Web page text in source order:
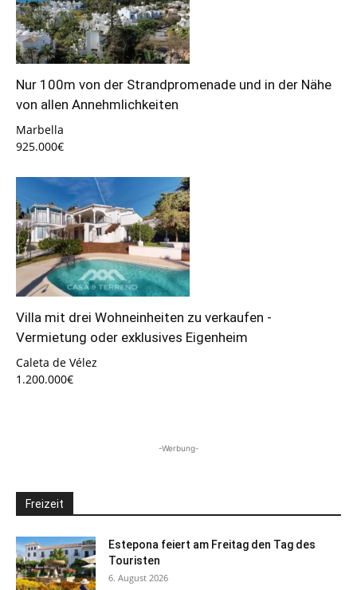
Nur 100m von der Strandpromenade und in der Nähe
von allen Annehmlichkeiten
Marbella
925.000€
Villa mit drei Wohneinheiten zu verkaufen -
Vermietung oder exklusives Eigenheim
Caleta de Vélez
1.200.000€
-Werbung-
Freizeit
Estepona feiert am Freitag den Tag des
Touristen
6. August 2026